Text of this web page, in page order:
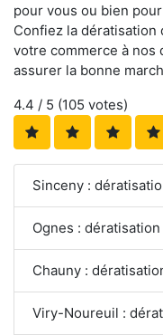
pour vous ou bien
Confiez la
votre commerce à nos
assurer la bonne
4.4 / 5 (105 votes)
Sinceny :
Ognes : dératisation
Chauny :
Viry-Noureuil :